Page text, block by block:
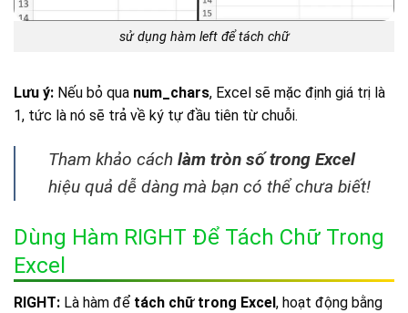
sử dụng hàm left để tách chữ
Lưu ý: Nếu bỏ qua num_chars, Excel sẽ mặc định giá trị là
1, tức là nó sẽ trả về ký tự đầu tiên từ chuỗi.
Tham khảo cách làm tròn số trong Excel
hiệu quả dễ dàng mà bạn có thể chưa biết!
Dùng Hàm RIGHT Để Tách Chữ Trong
Excel
RIGHT: Là hàm để tách chữ trong Excel, hoạt động bằng